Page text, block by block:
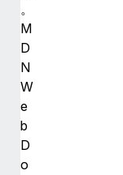
。
M
D
N
W
e
b
D
o